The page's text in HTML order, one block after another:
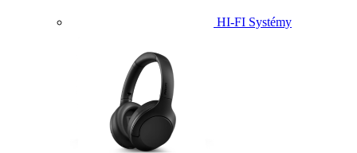
HI-FI Systémy